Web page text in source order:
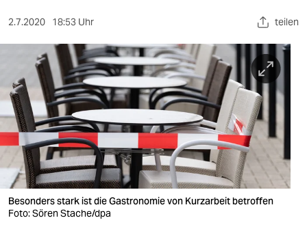
sport
berlin
nord
wahrheit
verlag
verlag
2.7.2020 18:53 Uhr teilen
Besonders stark ist die Gastronomie von Kurzarbeit betroffen
Foto: Sören Stache/dpa